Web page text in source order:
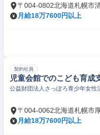
〒004-0802北海道札幌市
月給18万7600円以上
契約社員
児童会館でのこども育成
公益財団法人さっぽろ青少年女性
〒004-0062北海道札幌市
月給18万7600円以上